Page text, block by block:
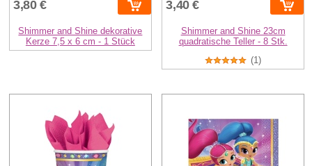
3,80 €
Shimmer and Shine dekorative
Kerze 7,5 x 6 cm - 1 Stück
3,40 €
Shimmer and Shine 23cm
quadratische Teller - 8 Stk.
(1)